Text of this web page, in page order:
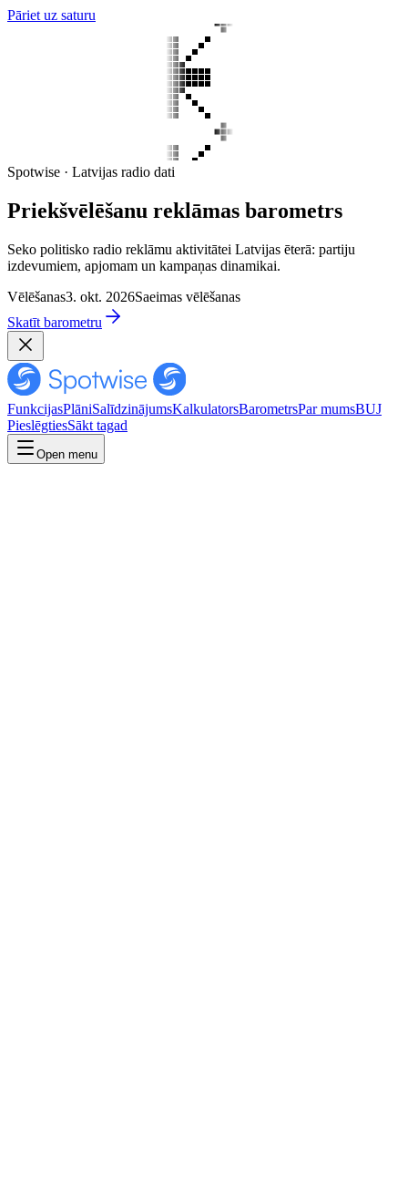
Pāriet uz saturu
Spotwise · Latvijas radio dati
Priekšvēlēšanu reklāmas barometrs
Seko politisko radio reklāmu aktivitātei Latvijas ēterā: partiju
izdevumiem, apjomam un kampaņas dinamikai.
Vēlēšanas3. okt. 2026Saeimas vēlēšanas
Skatīt barometru
FunkcijasPlāniSalīdzinājumsKalkulatorsBarometrsPar mumsBUJ
PieslēgtiesSākt tagad
Open menu